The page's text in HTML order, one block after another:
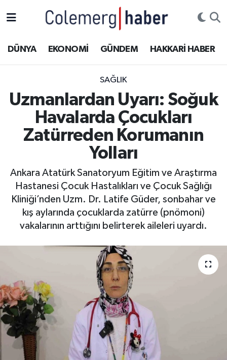
DÜNYA EKONOMİ GÜNDEM HAKKARİ HABER
SAĞLIK
Uzmanlardan Uyarı: Soğuk
Havalarda Çocukları
Zatürreden Korumanın
Yolları
Ankara Atatürk Sanatoryum Eğitim ve Araştırma
Hastanesi Çocuk Hastalıkları ve Çocuk Sağlığı
Kliniği’nden Uzm. Dr. Latife Güder, sonbahar ve
kış aylarında çocuklarda zatürre (pnömoni)
vakalarının arttığını belirterek aileleri uyardı.
ASAYİŞ
DOĞA
DÜNYA
EĞİTİM
EKONOMİ
GÜNDEM
Hakkari Haber
İLGİNÇ HABERLER
KADIN
KÜLTÜR SANAT
MAGAZİN
Hakkâri Hava Durumu
Hakkâri Trafik Yoğunluk Haritası
Süper Lig Puan Durumu ve Fikstür
Tüm Manşetler
Son Dakika Haberleri
Haber Arşivi